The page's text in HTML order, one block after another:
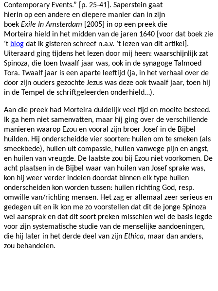
Contemporary Events.” [p. 25-41]. Saperstein gaat
hierin op een andere en diepere manier dan in zijn
boek Exile In Amsterdam [2005]
in op een preek die
Morteira hield in het midden van de jaren 1640 [voor dat boek zie
‘t blog dat ik gisteren schreef n.a.v. ’t lezen van dit artikel].
Uiteraard ging tijdens het lezen door mij heen: waarschijnlijk zat
Spinoza, die toen twaalf jaar was, ook in de synagoge Talmoed
Tora. Twaalf jaar is een aparte leeftijd (ja, in het verhaal over de
door zijn ouders gezochte Jezus was deze ook twaalf jaar, toen hij
in de Tempel de schriftgeleerden onderhield…).
Aan die preek had Morteira duidelijk veel tijd en moeite besteed.
Ik ga hem niet samenvatten, maar hij ging over de verschillende
manieren waarop Ezou en vooral zijn broer Josef in de Bijbel
huilden. Hij onderscheidde vier soorten: huilen om te smeken (als
smeekbede), huilen uit compassie, huilen vanwege pijn en angst,
en huilen van vreugde. De laatste zou bij Ezou niet voorkomen. De
acht plaatsen in de Bijbel waar van huilen van Josef sprake was,
kon hij weer verder indelen doordat binnen elk type huilen
onderscheiden kon worden tussen: huilen richting God, resp.
omwille van/richting mensen. Het zag er allemaal zeer serieus en
gedegen uit en ik kon me zo voorstellen dat dit de jonge Spinoza
wel aansprak en dat dit soort preken misschien wel de basis legde
voor zijn systematische studie van de menselijke aandoeningen,
die hij later in het derde deel van zijn Ethica, maar dan anders,
zou behandelen.